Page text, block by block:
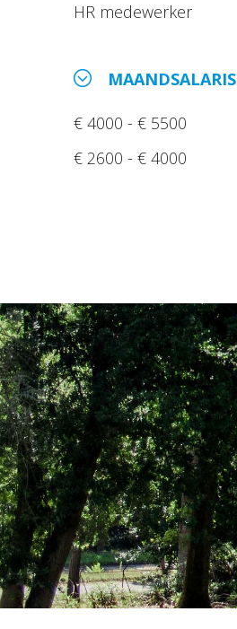
HR medewerker
MAANDSALARIS
€ 4000 - € 5500
€ 2600 - € 4000